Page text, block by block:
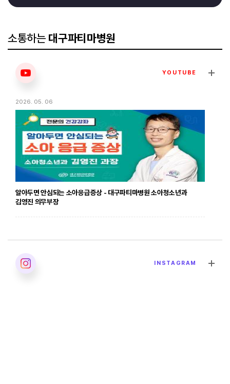
소통하는 대구파티마병원
YOUTUBE
2026. 05. 06
알아두면 안심되는 소아응급증상 - 대구파티마병원 소아청소년과
김영진 의무부장
INSTAGRAM